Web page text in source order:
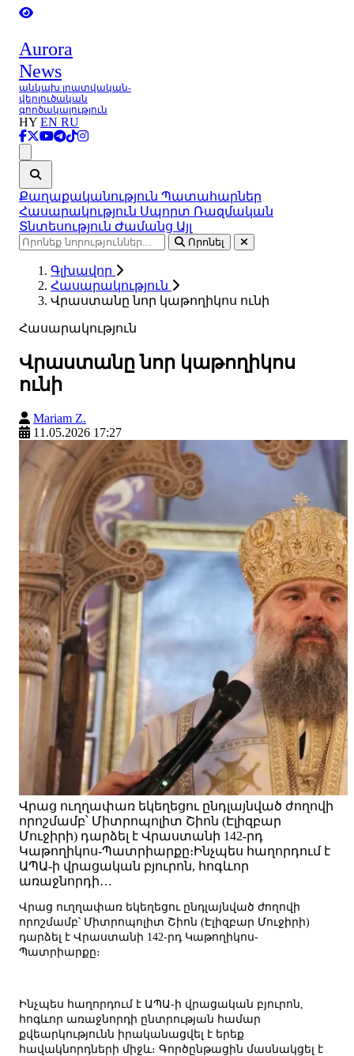
Aurora
News
անկախ լրատվական-
վերլուծական
գործակալություն
HY EN RU
Քաղաքականություն Պատահարներ
Հասարակություն Սպորտ Ռազմական
Տնտեսություն Ժամանց Այլ
Որոնել
Գլխավոր
Հասարակություն
Վրաստանը նոր կաթողիկոս ունի
Հասարակություն
Վրաստանը նոր կաթողիկոս
ունի
Mariam Z.
11.05.2026 17:27
Վրաց ուղղափառ եկեղեցու ընդլայնված ժողովի
որոշմամբ՝ Միտրոպոլիտ Շիոն (Էլիզբար
Մուջիրի) դարձել է Վրաստանի 142-րդ
Կաթողիկոս-Պատրիարքը։Ինչպես հաղորդում է
ԱՊԱ-ի վրացական բյուրոն, հոգևոր
առաջնորդի…
Վրաց ուղղափառ եկեղեցու ընդլայնված ժողովի
որոշմամբ՝ Միտրոպոլիտ Շիոն (Էլիզբար Մուջիրի)
դարձել է Վրաստանի 142-րդ Կաթողիկոս-
Պատրիարքը։
Ինչպես հաղորդում է ԱՊԱ-ի վրացական բյուրոն,
հոգևոր առաջնորդի ընտրության համար
քվեարկությունն իրականացվել է երեք
հավակնորդների միջև։ Գործընթացին մասնակցել է